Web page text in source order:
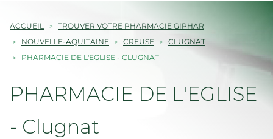
ACCUEIL
TROUVER VOTRE PHARMACIE GIPHAR
NOUVELLE-AQUITAINE
CREUSE
CLUGNAT
PHARMACIE DE L'EGLISE - CLUGNAT
PHARMACIE DE L'EGLISE
- Clugnat